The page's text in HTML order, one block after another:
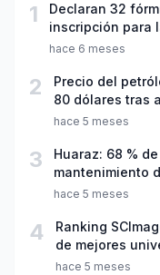
1
Declaran 32
inscripción para
hace 6 meses
2
Precio del
80 dólares tras
hace 5 meses
3
Huaraz: 68 %
mantenimiento
año escolar 2026
hace 5 meses
4
Ranking
de mejores
hace 5 meses